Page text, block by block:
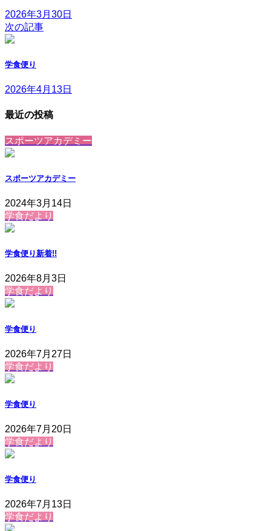
2026年3月30日
次の記事
学食便り
2026年4月13日
最近の投稿
スポーツアカデミー
スポーツアカデミー
2024年3月14日
学食だより
学食便り新着!!
2026年8月3日
学食だより
学食便り
2026年7月27日
学食だより
学食便り
2026年7月20日
学食だより
学食便り
2026年7月13日
学食だより